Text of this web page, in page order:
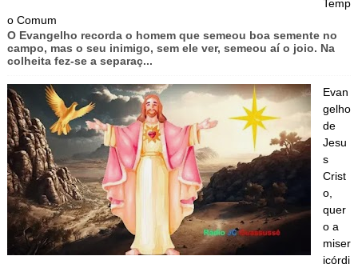
Temp
o Comum
O Evangelho recorda o homem que semeou boa semente no
campo, mas o seu inimigo, sem ele ver, semeou aí o joio. Na
colheita fez-se a separaç...
Evan
gelho
de
Jesu
s
Crist
o,
quer
o a
miser
icórdi